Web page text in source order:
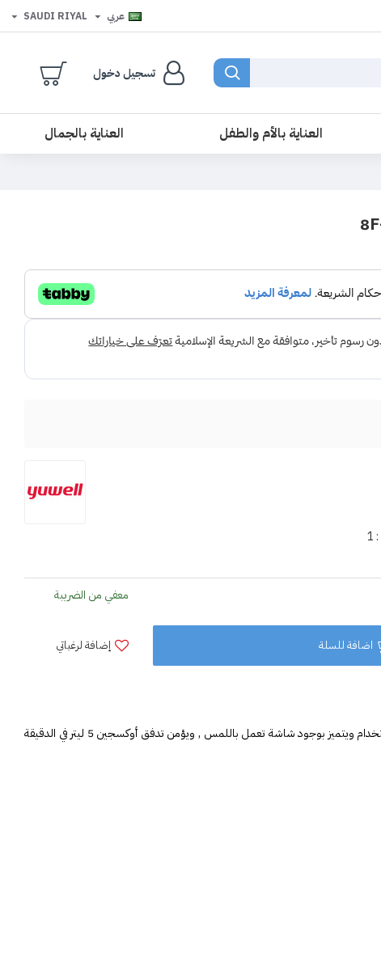
عربي SAUDI RIYAL
تسجيل دخول
العناية بالأم والطفل
العناية بالجمال
:
1
معفي من الضريبة
اضافة للسلة إضافة لرغباتي
جهاز توليد لأوكسجين يوييل يعتبر جهاز آمن و سهل الاستخدام ويتميز بوجود شاشة تعمل باللمس , ويؤمن تدفق أوكسجين 5 ليتر في الدقيقة